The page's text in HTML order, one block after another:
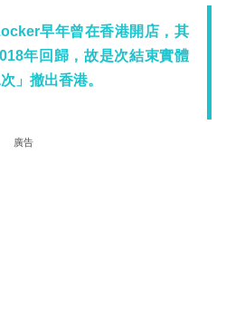
早年曾在香港開店，其
年回歸，故是次結束實體
」撤出香港。
廣告